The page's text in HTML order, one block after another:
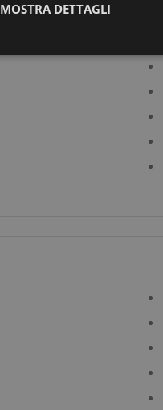
MOSTRA DETTAGLI